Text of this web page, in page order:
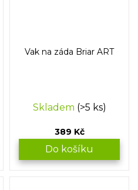
Vak na záda Briar ART
Skladem (>5 ks)
389 Kč
Do košíku